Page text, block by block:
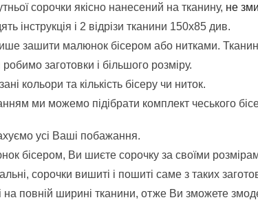
сорочки якісно нанесений на тканину, не
інструкція і 2 відрізи тканини 150х85 див.
зашити малюнок бісером або нитками.
заготовки і більшого розміру.
кольори та кількість бісеру чи ниток.
ми можемо підібрати комплект чеського
усі Ваші побажання.
бісером, Ви шиєте сорочку за своїми
сорочки вишиті і пошиті саме з таких
на повній ширині тканини, отже Ви зможете